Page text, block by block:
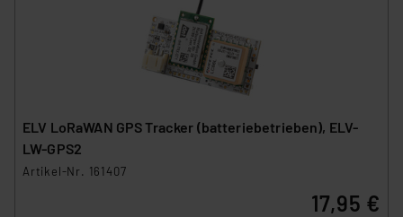
ELV LoRaWAN GPS Tracker (batteriebetrieben), ELV-
LW-GPS2
Artikel-Nr. 161407
17,95 €